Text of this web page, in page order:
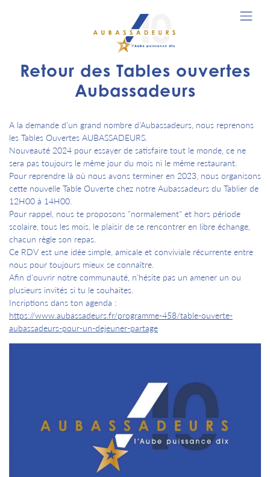
Retour des Tables ouvertes
Aubassadeurs
A la demande d'un grand nombre d'Aubassadeurs, nous reprenons
les Tables Ouvertes AUBASSADEURS.
Nouveauté 2024 pour essayer de satisfaire tout le monde, ce ne
sera pas toujours le même jour du mois ni le même restaurant.
Pour reprendre là où nous avons terminer en 2023, nous organisons
cette nouvelle Table Ouverte chez notre Aubassadeurs du Tablier de
12H00 à 14H00.
Pour rappel, nous te proposons "normalement" et hors période
scolaire, tous les mois, le plaisir de se rencontrer en libre échange,
chacun règle son repas.
Ce RDV est une idée simple, amicale et conviviale récurrente entre
nous pour toujours mieux se connaître.
Afin d'ouvrir notre communauté, n'hésite pas un amener un ou
plusieurs invités si tu le souhaites.
Incriptions dans ton agenda :
https://www.aubassadeurs.fr/programme-458/table-ouverte-
aubassadeurs-pour-un-dejeuner-partage